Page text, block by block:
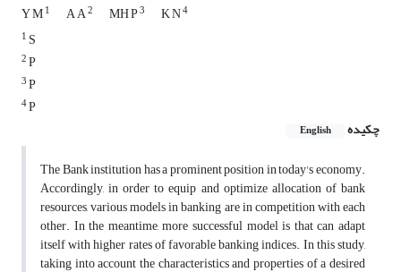
Y M1 A A2 MH P3 K N4
1 S
2P
3P
4P
چکیده
English
The Bank institution has a prominent position in today's economy.
Accordingly, in order to equip and optimize allocation of bank
resources, various models in banking are in competition with each
other. In the meantime, more successful model is that can adapt
itself with higher rates of favorable banking indices. In this study,
taking into account the characteristics and properties of a desired